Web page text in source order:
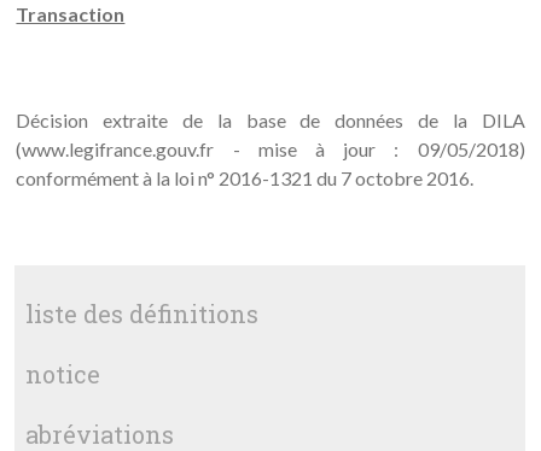
Transaction
Décision extraite de la base de données de la DILA
(www.legifrance.gouv.fr - mise à jour : 09/05/2018)
conformément à la loi n° 2016-1321 du 7 octobre 2016.
liste des définitions
notice
abréviations